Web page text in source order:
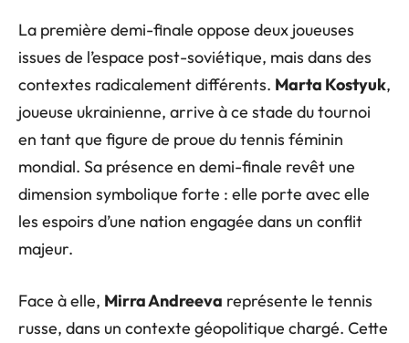
La première demi-finale oppose deux joueuses
issues de l’espace post-soviétique, mais dans des
contextes radicalement différents. Marta Kostyuk,
joueuse ukrainienne, arrive à ce stade du tournoi
en tant que figure de proue du tennis féminin
mondial. Sa présence en demi-finale revêt une
dimension symbolique forte : elle porte avec elle
les espoirs d’une nation engagée dans un conflit
majeur.
Face à elle, Mirra Andreeva représente le tennis
russe, dans un contexte géopolitique chargé. Cette